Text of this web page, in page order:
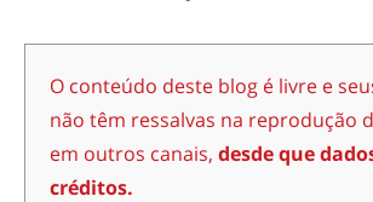
O conteúdo deste blog é livre e
não têm ressalvas na reprodução
em outros canais, desde que
créditos.